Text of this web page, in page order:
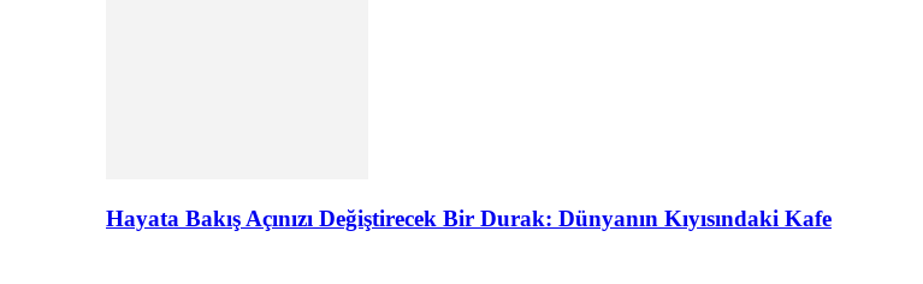
Hayata Bakış Açınızı Değiştirecek Bir Durak: Dünyanın Kıyısındaki Kafe